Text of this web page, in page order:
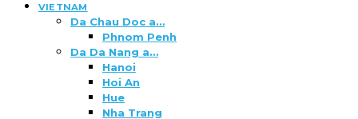
VIETNAM
Da Chau Doc a…
Phnom Penh
Da Da Nang a…
Hanoi
Hoi An
Hue
Nha Trang